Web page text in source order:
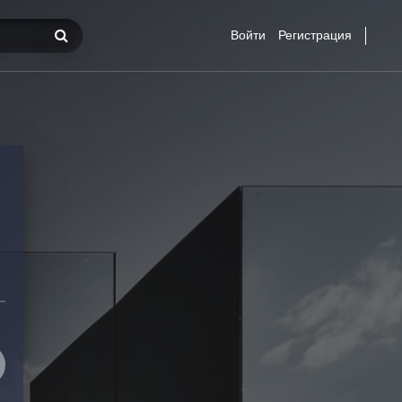
Войти Регистрация